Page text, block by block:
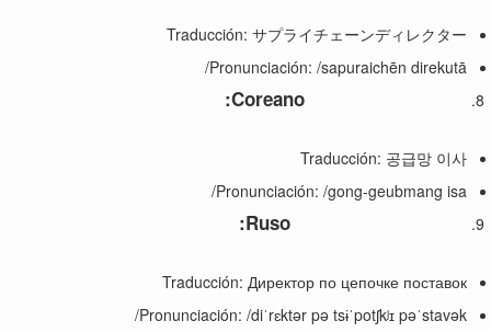
Traducción: サプライチェーンディレクター
Pronunciación: /sapuraichēn direkutā/
Coreano
:
Traducción: 공급망 이사
Pronunciación: /gong-geubmang isa/
Ruso
:
Traducción: Директор по цепочке поставок
Pronunciación: /diˈrɛktər pə tsɨˈpotʃkʲɪ pəˈstavək/